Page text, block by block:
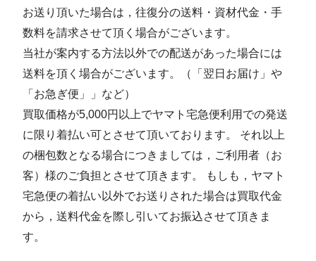
お送り頂いた場合は，往復分の送料・資材代⾦・⼿
数料を請求させて頂く場合がございます。
当社が案内する方法以外での配送があった場合には
送料を頂く場合がございます。（「翌日お届け」や
「お急ぎ便」」など）
買取価格が5,000円以上でヤマト宅急便利⽤での発送
に限り着払い可とさせて頂いております。 それ以上
の梱包数となる場合につきましては，ご利⽤者（お
客）様のご負担とさせて頂きます。 もしも，ヤマト
宅急便の着払い以外でお送りされた場合は買取代⾦
から，送料代⾦を際し引いてお振込させて頂きま
す。